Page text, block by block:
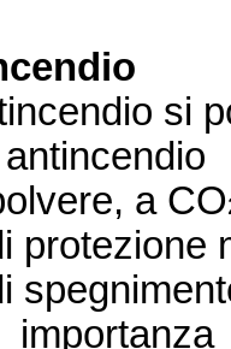
si
a CO
protezione